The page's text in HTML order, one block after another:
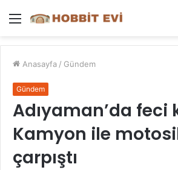
Menü
Anasayfa / Gündem
Gündem
Adıyaman’da feci
Kamyon ile
çarpıştı